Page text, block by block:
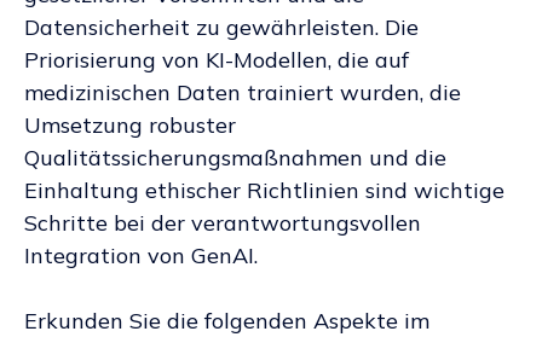
Datensicherheit zu gewährleisten. Die
Priorisierung von KI-Modellen, die auf
medizinischen Daten trainiert wurden, die
Umsetzung robuster
Qualitätssicherungsmaßnahmen und die
Einhaltung ethischer Richtlinien sind wichtige
Schritte bei der verantwortungsvollen
Integration von GenAI.
Erkunden Sie die folgenden Aspekte im